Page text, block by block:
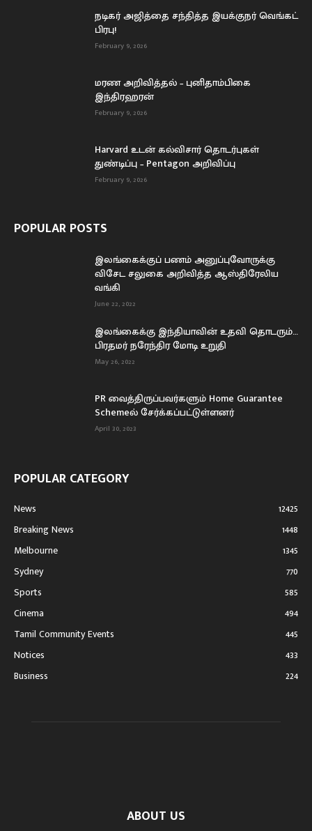
நடிகர் அஜித்தை சந்தித்த இயக்குநர் வெங்கட்
பிரபு!
February 9, 2026
மரண அறிவித்தல் – புனிதாம்பிகை
இந்திரஹரன்
February 9, 2026
Harvard உடன் கல்விசார் தொடர்புகள்
துண்டிப்பு – Pentagon அறிவிப்பு
February 9, 2026
POPULAR POSTS
இலங்கைக்குப் பணம் அனுப்புவோருக்கு
விசேட சலுகை அறிவித்த ஆஸ்திரேலிய
வங்கி
June 22, 2022
இலங்கைக்கு இந்தியாவின் உதவி தொடரும்…
பிரதமர் நரேந்திர மோடி உறுதி
May 26, 2022
PR வைத்திருப்பவர்களும் Home Guarantee
Schemeல் சேர்க்கப்பட்டுள்ளனர்
April 30, 2023
POPULAR CATEGORY
News
12425
Breaking News
1448
Melbourne
1345
Sydney
770
Sports
585
Cinema
494
Tamil Community Events
445
Notices
433
Business
224
ABOUT US